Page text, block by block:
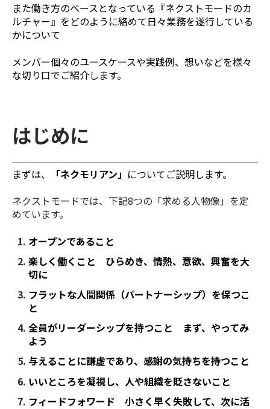
また働き方のベースとなっている『ネクストモードのカ
ルチャー』をどのように絡めて日々業務を遂行している
かについて
メンバー個々のユースケースや実践例、想いなどを様々
な切り口でご紹介します。
はじめに
まずは、 「ネクモリアン」 についてご説明します。
ネクストモードでは、下記8つの「求める人物像」を定
めています。
オープンであること
楽しく働くこと ひらめき、情熱、意欲、興奮を大
切に
フラットな人間関係（パートナーシップ）を保つこ
と
全員がリーダーシップを持つこと まず、やってみ
よう
与えることに謙虚であり、感謝の気持ちを持つこと
いいところを凝視し、人や組織を貶さないこと
フィードフォワード 小さく早く失敗して、次に活